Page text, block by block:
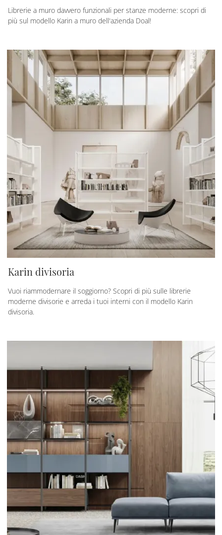
Librerie a muro davvero funzionali per stanze moderne: scopri di
più sul modello Karin a muro dell'azienda Doal!
Karin divisoria
Vuoi riammodernare il soggiorno? Scopri di più sulle librerie
moderne divisorie e arreda i tuoi interni con il modello Karin
divisoria.